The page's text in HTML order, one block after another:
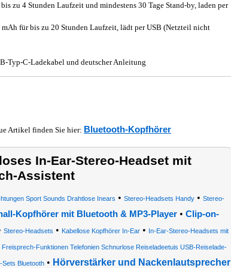
zu 4 Stunden Laufzeit und mindestens 30 Tage Stand-by, laden per
für bis zu 20 Stunden Laufzeit, lädt per USB (Netzteil nicht
Typ-C-Ladekabel und deutscher Anleitung
Artikel finden Sie hier: Bluetooth-Kopfhörer
In-Ear-Stereo-Headset mit
Assistent
Sport Sounds Drahtlose Inears • Stereo-Headsets Handy• Stereo-
Kopfhörer mit Bluetooth & MP3-Player • Clip-on-
Stereo-Headsets • Kabellose Kopfhörer In-Ear• In-Ear-Stereo-Headsets mit
Freisprech-Funktionen Telefonien Schnurlose Reiseladeetuis USB-Reiselade-
Sets Bluetooth • Hörverstärker und Nackenlautsprecher